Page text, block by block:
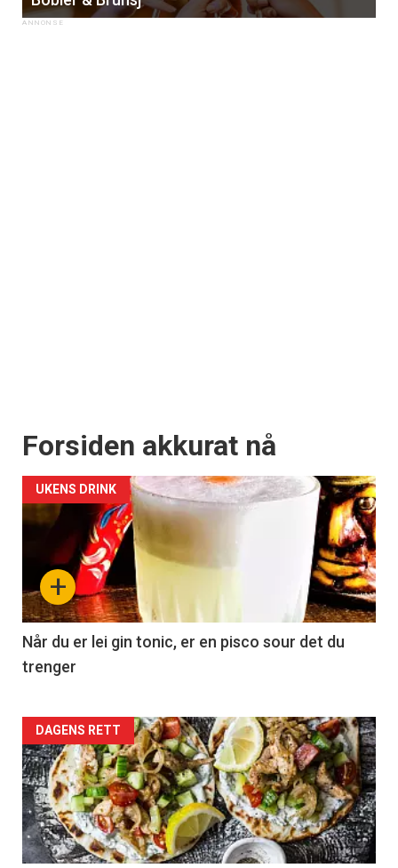
Forsiden akkurat nå
+
UKENS DRINK
Når du er lei gin tonic, er en pisco sour det du
trenger
Forsiden
akkurat
nå
-
DAGENS RETT